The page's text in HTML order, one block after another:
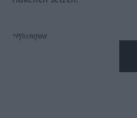
*Pflichtfeld